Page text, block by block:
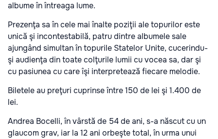
albume în întreaga lume.
Prezenţa sa în cele mai înalte poziţii ale topurilor este
unică şi incontestabilă, patru dintre albumele sale
ajungând simultan în topurile Statelor Unite, cucerindu-
şi audienţa din toate colţurile lumii cu vocea sa, dar şi
cu pasiunea cu care îşi interpretează fiecare melodie.
Biletele au preţuri cuprinse între 150 de lei şi 1.400 de
lei.
Andrea Bocelli, în vârstă de 54 de ani, s-a născut cu un
glaucom grav, iar la 12 ani orbeşte total, în urma unui